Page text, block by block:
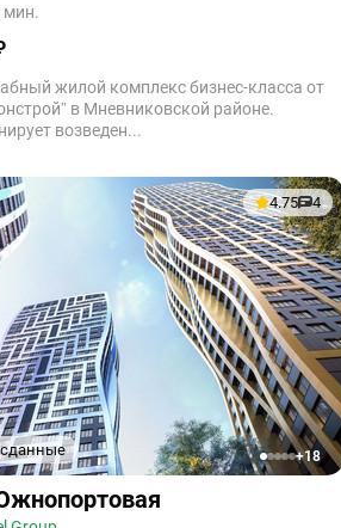
мин.
жилой комплекс бизнес-класса от
в Мневниковской районе.
возведен...
сданные
4.75 4
12345+18